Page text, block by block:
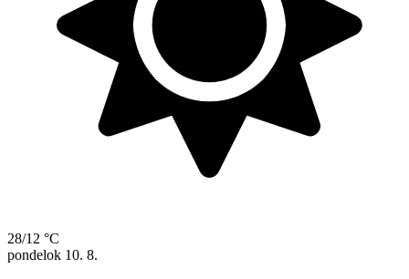
28/12 °C
pondelok 10. 8.